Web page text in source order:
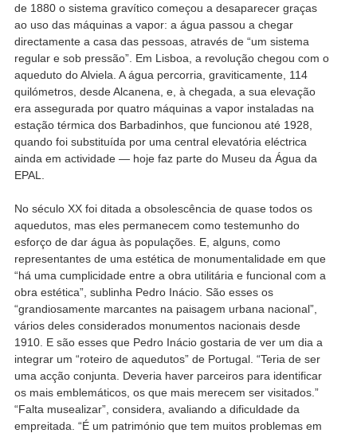
de 1880 o sistema gravítico começou a desaparecer graças
ao uso das máquinas a vapor: a água passou a chegar
directamente a casa das pessoas, através de “um sistema
regular e sob pressão”. Em Lisboa, a revolução chegou com o
aqueduto do Alviela. A água percorria, graviticamente, 114
quilómetros, desde Alcanena, e, à chegada, a sua elevação
era assegurada por quatro máquinas a vapor instaladas na
estação térmica dos Barbadinhos, que funcionou até 1928,
quando foi substituída por uma central elevatória eléctrica
ainda em actividade — hoje faz parte do Museu da Água da
EPAL.
No século XX foi ditada a obsolescência de quase todos os
aquedutos, mas eles permanecem como testemunho do
esforço de dar água às populações. E, alguns, como
representantes de uma estética de monumentalidade em que
“há uma cumplicidade entre a obra utilitária e funcional com a
obra estética”, sublinha Pedro Inácio. São esses os
“grandiosamente marcantes na paisagem urbana nacional”,
vários deles considerados monumentos nacionais desde
1910. E são esses que Pedro Inácio gostaria de ver um dia a
integrar um “roteiro de aquedutos” de Portugal. “Teria de ser
uma acção conjunta. Deveria haver parceiros para identificar
os mais emblemáticos, os que mais merecem ser visitados.”
“Falta musealizar”, considera, avaliando a dificuldade da
empreitada. “É um património que tem muitos problemas em